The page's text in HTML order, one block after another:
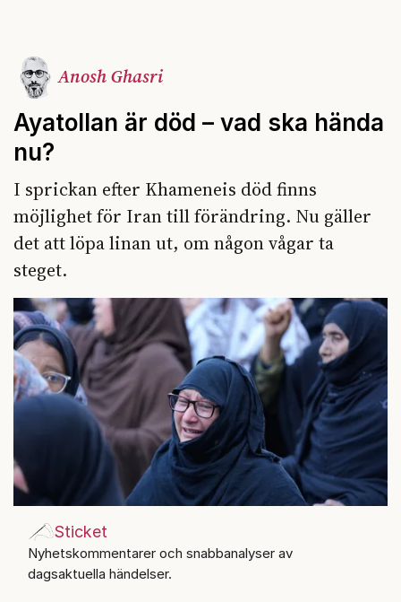
Anosh Ghasri
Ayatollan är död – vad ska hända
nu?
I sprickan efter Khameneis död finns
möjlighet för Iran till förändring. Nu gäller
det att löpa linan ut, om någon vågar ta
steget.
Sticket
Nyhetskommentarer och snabbanalyser av
dagsaktuella händelser.